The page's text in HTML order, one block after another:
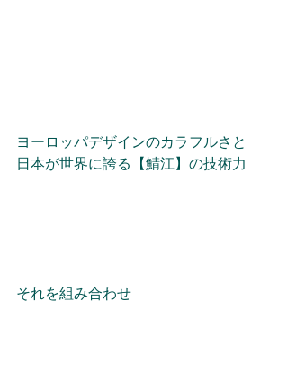
ヨーロッパデザインのカラフルさと
日本が世界に誇る【鯖江】の技術力
それを組み合わせ